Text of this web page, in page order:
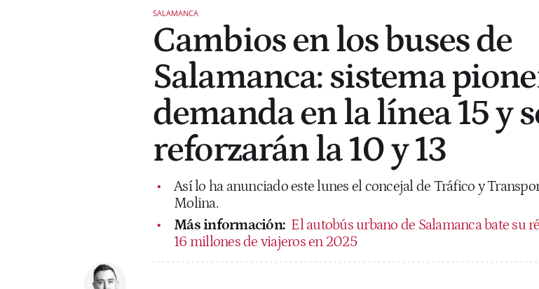
SALAMANCA
Cambios en los buses de
Salamanca: sistema
demanda en la línea 15 y
reforzarán la 10 y 13
Así lo ha anunciado este lunes el concejal de Tráfico y
Molina.
Más información: El autobús urbano de Salamanca bate su
16 millones de viajeros en 2025